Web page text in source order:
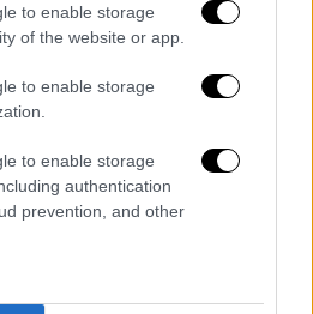
to enable storage
of the website or app.
to enable storage
to enable storage
authentication
prevention, and other
να σατιρίσει τις
δημοσιευμάτων:
καλά, είμαστε στο
διακοπές μας, περνάμε
Αν είχα φέρει